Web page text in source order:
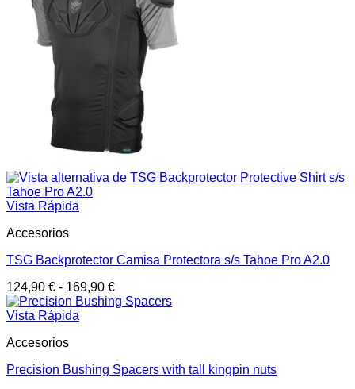
Vista Rápida
Accesorios
TSG Backprotector Camisa Protectora s/s Tahoe Pro A2.0
124,90 € - 169,90 €
Vista Rápida
Accesorios
Precision Bushing Spacers with tall kingpin nuts